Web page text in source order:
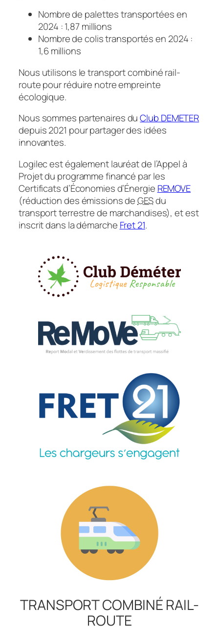
Nombre de palettes transportées en
2024 : 1,87 millions
Nombre de colis transportés en 2024 :
1,6 millions
Nous utilisons le transport combiné rail-
route pour réduire notre empreinte
écologique.
Nous sommes partenaires duClub DEMETER
depuis 2021 pour partager des idées
innovantes.
Logilec est également lauréat de l’Appel à
Projet du programme financé par les
Certificats d’Économies d’Énergie REMOVE
(réduction des émissions deGESdu
transport terrestre de marchandises), et est
inscrit dans la démarche Fret 21.
TRANSPORT COMBINÉ RAIL-
ROUTE